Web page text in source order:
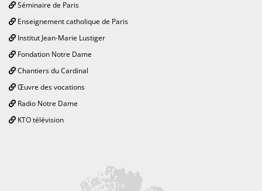
Séminaire de Paris
Enseignement catholique de Paris
Institut Jean-Marie Lustiger
Fondation Notre Dame
Chantiers du Cardinal
Œuvre des vocations
Radio Notre Dame
KTO télévision